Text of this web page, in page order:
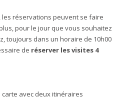
réservations peuvent se faire
pour le jour que vous souhaitez
toujours dans un horaire de 10h00
de réserver les visites 4
avec deux itinéraires